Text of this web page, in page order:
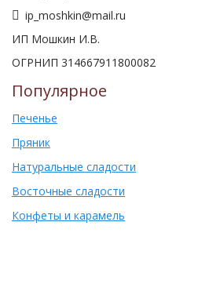
ip_moshkin@mail.ru
ИП Мошкин И.В.
ОГРНИП 314667911800082
Популярное
Печенье
Пряник
Натуральные сладости
Восточные сладости
Конфеты и карамель